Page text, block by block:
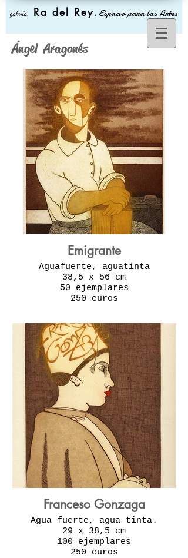
galería Ra del Rey. Espacio para las Artes
Ángel Aragonés
Emigrante
Aguafuerte, aguatinta
38,5 x 56 cm
50 ejemplares
250 euros
Franceso Gonzaga
Agua fuerte, agua tinta.
29 x 38,5 cm
100 ejemplares
250 euros